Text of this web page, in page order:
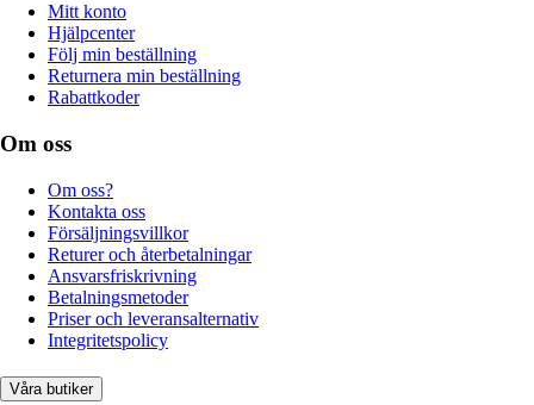
Mitt konto
Hjälpcenter
Följ min beställning
Returnera min beställning
Rabattkoder
Om oss
Om oss?
Kontakta oss
Försäljningsvillkor
Returer och återbetalningar
Ansvarsfriskrivning
Betalningsmetoder
Priser och leveransalternativ
Integritetspolicy
Våra butiker